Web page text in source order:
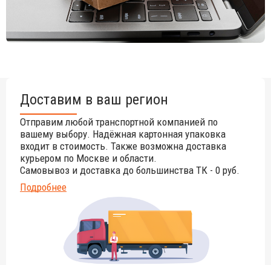
Доставим в ваш регион
Отправим любой транспортной компанией по
вашему выбору. Надёжная картонная упаковка
входит в стоимость. Также возможна доставка
курьером по Москве и области.
Самовывоз и доставка до большинства ТК - 0 руб.
Подробнее